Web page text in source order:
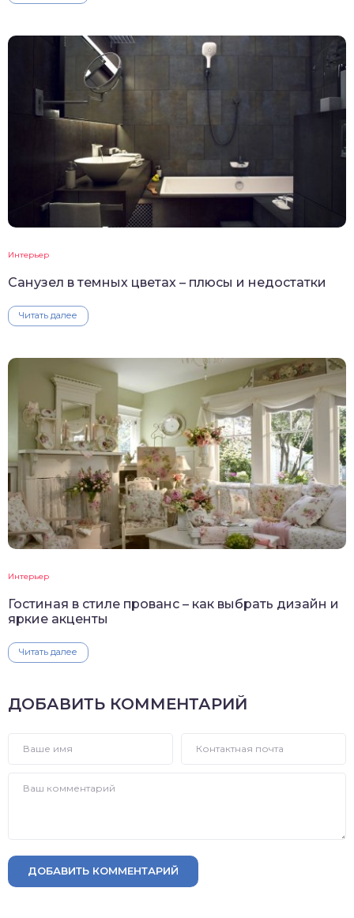
Интерьер
Санузел в темных цветах – плюсы и недостатки
Читать далее
Интерьер
Гостиная в стиле прованс – как выбрать дизайн и
яркие акценты
Читать далее
ДОБАВИТЬ КОММЕНТАРИЙ
ДОБАВИТЬ КОММЕНТАРИЙ